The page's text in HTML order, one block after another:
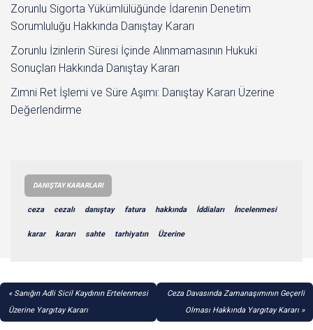
Zorunlu Sigorta Yükümlülüğünde İdarenin Denetim
Sorumluluğu Hakkında Danıştay Kararı
Zorunlu İzinlerin Süresi İçinde Alınmamasının Hukuki
Sonuçları Hakkında Danıştay Kararı
Zımni Ret İşlemi ve Süre Aşımı: Danıştay Kararı Üzerine
Değerlendirme
DANIŞTAY KARARLARI
ceza cezalı danıştay fatura hakkında İddiaları İncelenmesi
karar kararı sahte tarhiyatın Üzerine
YAZI
GEZINMESI
Sanığın Adli Sicil Kaydının Ertelenmesi
Üzerine Yargıtay Kararı
Ceza Davasında Zamanaşımının Geçerli
Olması Hakkında Yargıtay Kararı